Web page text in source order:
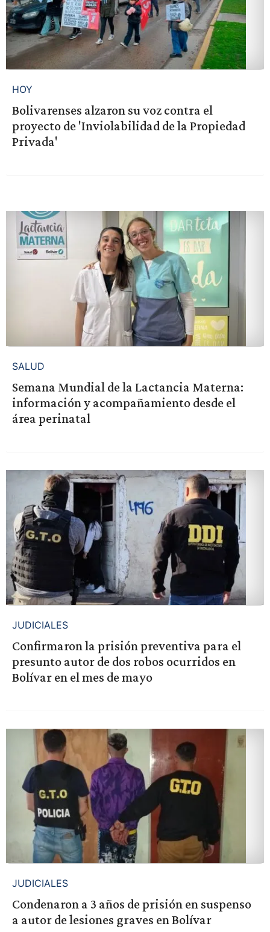
HOY
Bolivarenses alzaron su voz contra el
proyecto de 'Inviolabilidad de la Propiedad
Privada'
SALUD
Semana Mundial de la Lactancia Materna:
información y acompañamiento desde el
área perinatal
JUDICIALES
Confirmaron la prisión preventiva para el
presunto autor de dos robos ocurridos en
Bolívar en el mes de mayo
JUDICIALES
Condenaron a 3 años de prisión en suspenso
a autor de lesiones graves en Bolívar